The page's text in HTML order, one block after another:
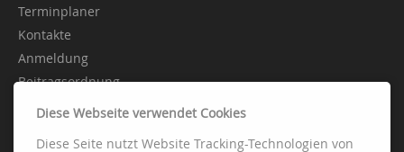
Terminplaner
Kontakte
Anmeldung
Beitragsordnung
Diese Webseite verwendet Cookies
Diese Seite nutzt Website Tracking-Technologien von